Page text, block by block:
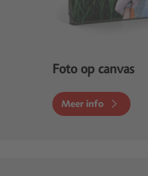
Foto op canvas
Meer info